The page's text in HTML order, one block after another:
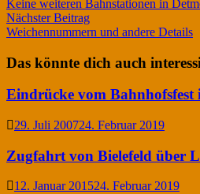
Keine weiteren Bahnstationen in
Nächster BeitragNächster
Beitrag:
Weichennummern und andere Details
Das könnte dich auch
Eindrücke vom Bahnhofsfest
29. Juli 200724. Februar 2019
Zugfahrt von Bielefeld über
12. Januar 201524. Februar 2019